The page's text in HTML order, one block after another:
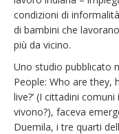
condizioni di
di bambini che
più da vicino.
Uno studio pubblicato
People: Who are they,
live?’ (I cittadini
vivono?), faceva
Duemila, i tre quarti